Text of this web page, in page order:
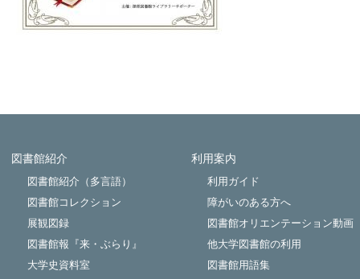
図書館紹介
図書館紹介（多言語）
図書館コレクション
展観図録
図書館報『来・ぶらり』
大学史資料室
利用案内
利用ガイド
障がいのある方へ
図書館オリエンテーション動画
他大学図書館の利用
図書館用語集
Powered by NetCommons